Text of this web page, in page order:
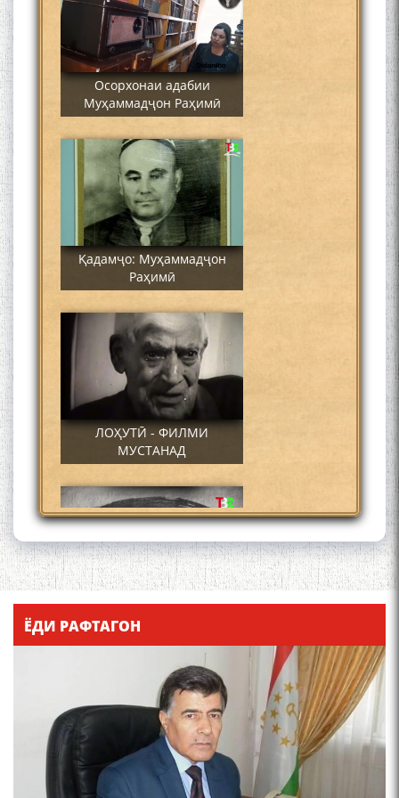
Осорхонаи адабии
Муҳаммадҷон Раҳимӣ
Қадамҷо: Муҳаммадҷон
Раҳимӣ
ЛОҲУТӢ - ФИЛМИ
МУСТАНАД
Қадамҷо - Лоҳутӣ
4-уми декабр- зодрӯзи
ЁДИ РАФТАГОН